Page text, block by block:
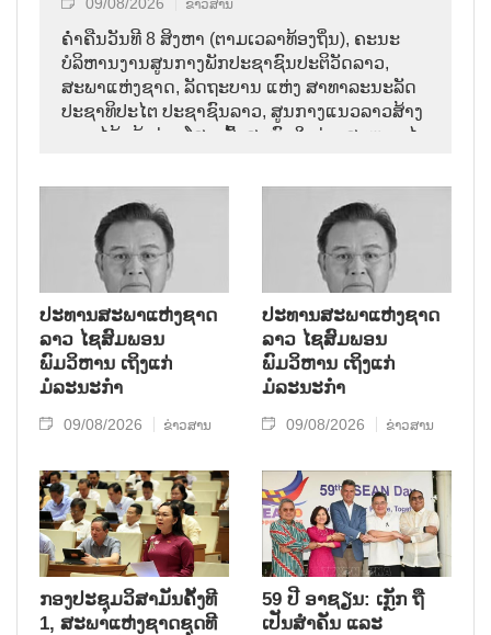
ຂ່າວສານ
ຄ່ຳຄືນວັນທີ 8 ສິງຫາ (ຕາມເວລາທ້ອງຖິ່ນ), ຄະນະ
ບໍລິຫານງານສູນກາງພັກປະຊາຊົນປະຕິວັດລາວ,
ສະພາແຫ່ງຊາດ, ລັດຖະບານ ແຫ່ງ ສາທາລະນະລັດ
ປະຊາທິປະໄຕ ປະຊາຊົນລາວ, ສູນກາງແນວລາວສ້າງ
ຊາດ ໄດ້ແຈ້ງຂ່າວໂສກເສົ້າສະຫຼົດໃຈວ່າ: ສະຫາຍ ໄຊ
ໄດ້ເຖິງແກ່ມໍລະນະກຳ ໃນອາຍຸ 70 ປີ, ຫຼັງຈາກປ່ວຍ
ຮ້າຍແຮງມາເປັນໄລຍະໜຶ່ງ.
ປະທານສະພາແຫ່ງຊາດ
ລາວ ໄຊສົມພອນ
ພົມວິຫານ ເຖິງແກ່
ມໍລະນະກຳ
09/08/2026 ຂ່າວສານ
ປະທານສະພາແຫ່ງຊາດ
ລາວ ໄຊສົມພອນ
ພົມວິຫານ ເຖິງແກ່
ມໍລະນະກຳ
09/08/2026 ຂ່າວສານ
ກອງປະຊຸມວິສາມັນຄັ້ງທີ
1, ສະພາແຫ່ງຊາດຊຸດທີ
59 ປີ ອາຊຽນ: ເກຼັກ ຖື
ເປັນສຳຄັນ ແລະ